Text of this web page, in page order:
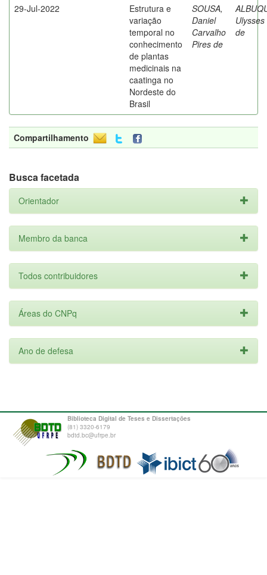
29-Jul-2022
Estrutura e
variação
temporal no
conhecimento
de plantas
medicinais na
caatinga no
Nordeste do
Brasil
SOUSA,
Daniel
Carvalho
Pires de
de
Compartilhamento
Busca facetada
Orientador
Membro da banca
Todos contribuidores
Áreas do CNPq
Ano de defesa
Biblioteca Digital de Teses e Dissertações
(81) 3320-6179
bdtd.bc@ufrpe.br